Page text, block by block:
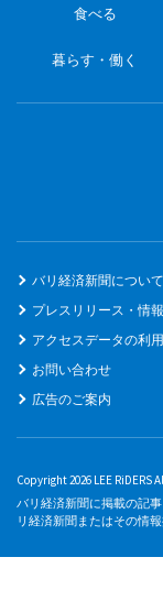
食べる
暮らす・働く
バリ経済新聞について
プレスリリース・情
アクセスデータの利
お問い合わせ
広告のご案内
Copyright 2026 LEE RiDERS
バリ経済新聞に掲載の記
リ経済新聞またはその情